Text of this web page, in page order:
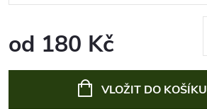
od 180 Kč
VLOŽIT DO KOŠÍKU